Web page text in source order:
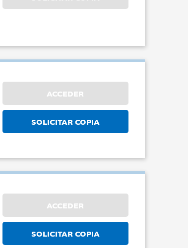
ACCEDER
SOLICITAR COPIA
ACCEDER
SOLICITAR COPIA